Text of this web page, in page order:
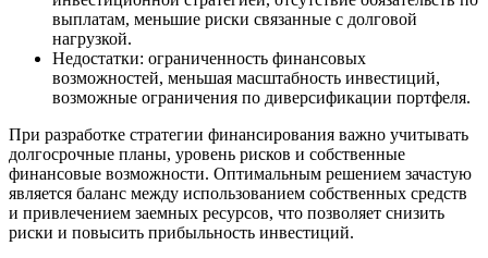
выплатам, меньшие риски связанные с долговой
нагрузкой.
Недостатки: ограниченность финансовых
возможностей, меньшая масштабность инвестиций,
возможные ограничения по диверсификации портфеля.
При разработке стратегии финансирования важно учитывать
долгосрочные планы, уровень рисков и собственные
финансовые возможности. Оптимальным решением зачастую
является баланс между использованием собственных средств
и привлечением заемных ресурсов, что позволяет снизить
риски и повысить прибыльность инвестиций.